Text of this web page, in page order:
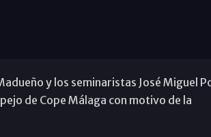
y los seminaristas José Miguel
de Cope Málaga con motivo de la